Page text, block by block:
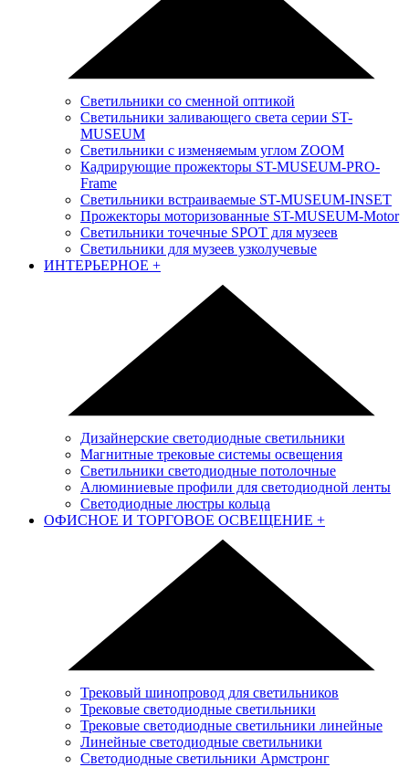
Светильники со сменной оптикой
Светильники заливающего света серии ST-
MUSEUM
Светильники с изменяемым углом ZOOM
Кадрирующие прожекторы ST-MUSEUM-PRO-
Frame
Светильники встраиваемые ST-MUSEUM-INSET
Прожекторы моторизованные ST-MUSEUM-Motor
Светильники точечные SPOT для музеев
Светильники для музеев узколучевые
ИНТЕРЬЕРНОЕ +
Дизайнерские светодиодные светильники
Магнитные трековые системы освещения
Светильники светодиодные потолочные
Алюминиевые профили для светодиодной ленты
Светодиодные люстры кольца
ОФИСНОЕ И ТОРГОВОЕ ОСВЕЩЕНИЕ +
Трековый шинопровод для светильников
Трековые светодиодные светильники
Трековые светодиодные светильники линейные
Линейные светодиодные светильники
Светодиодные светильники Армстронг